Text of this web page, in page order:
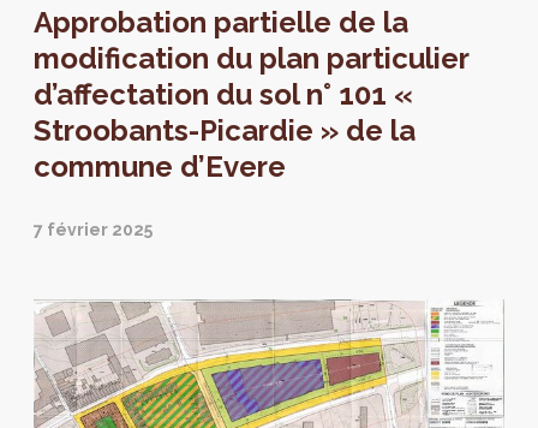
Approbation partielle de la
modification du plan particulier
d’affectation du sol n° 101 «
Stroobants-Picardie » de la
commune d’Evere
7 février 2025